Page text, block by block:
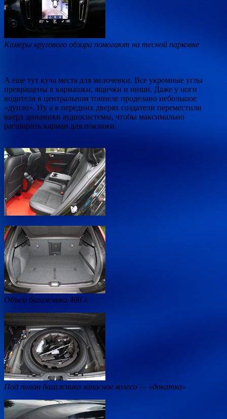
Камеры кругового обзора помогают на тесной парковке
А еще тут куча места для мелочевки. Все укромные углы
превращены в кармашки, ящички и ниши. Даже у ноги
водителя в центральном тоннеле проделано небольшое
«дупло». Ну а в передних дверях создатели переместили
вверх динамики аудиосистемы, чтобы максимально
расширить карман для поклажи.
Объем багажника 460 л
Под полом багажника запасное колесо — «докатка»